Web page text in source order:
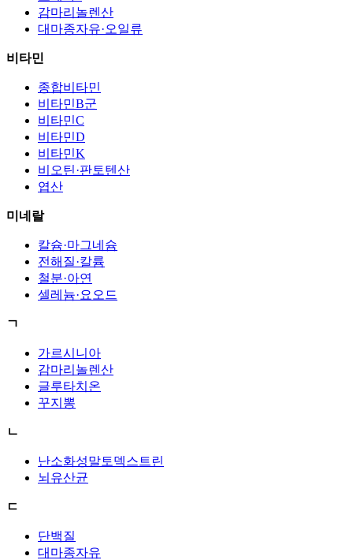
감마리놀렌산
대마종자유·오일류
비타민
종합비타민
비타민B군
비타민C
비타민D
비타민K
비오틴·판토텐산
엽산
미네랄
칼슘·마그네슘
전해질·칼륨
철분·아연
셀레늄·요오드
ㄱ
가르시니아
감마리놀렌산
글루타치온
꾸지뽕
ㄴ
난소화성말토덱스트린
뇌유산균
ㄷ
단백질
대마종자유